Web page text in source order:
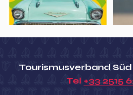
de
St
en-
de
Belle
Tourismusverband
Tel +33 2515